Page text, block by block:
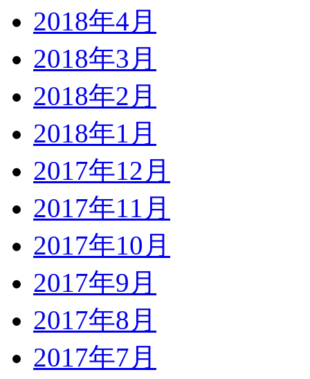
2018年4月
2018年3月
2018年2月
2018年1月
2017年12月
2017年11月
2017年10月
2017年9月
2017年8月
2017年7月